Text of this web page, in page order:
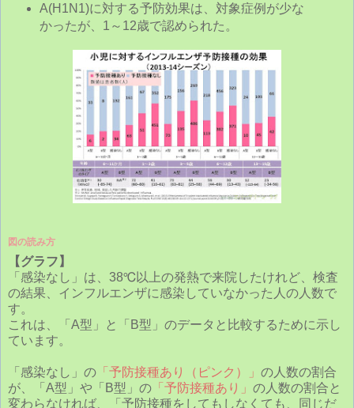
A(H1N1)に対する予防効果は、対象症例が少な
かったが、1～12歳で認められた。
図の読み方
【グラフ】
「感染なし」は、38℃以上の発熱で来院したけれど、検査
の結果、インフルエンザに感染していなかった人の人数で
す。
これは、「A型」と「B型」のデータと比較するために示し
ています。
「感染なし」の 「予防接種あり（ピンク）」 の人数の割合
が、「A型」や「B型」の 「予防接種あり」 の人数の割合と
変わらなければ、「予防接種をしてもしなくても、同じだ